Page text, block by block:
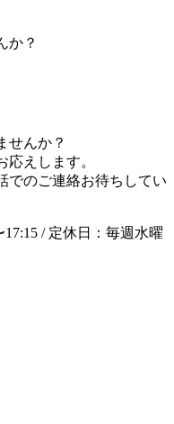
か？
せんか？
えします。
でのご連絡お待ちしてい
/ 定休日：毎週水曜